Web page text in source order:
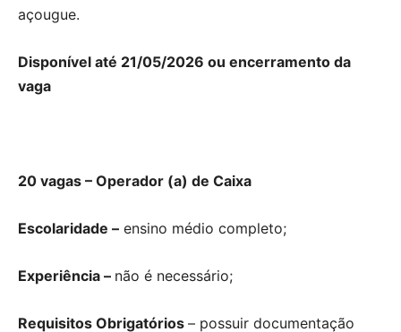
açougue.
Disponível até 21/05/2026 ou encerramento da
vaga
20 vagas – Operador (a) de Caixa
Escolaridade – ensino médio completo;
Experiência – não é necessário;
Requisitos Obrigatórios – possuir documentação